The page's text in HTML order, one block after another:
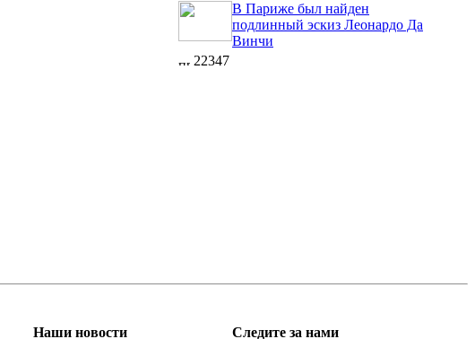
В Париже был найден
подлинный эскиз Леонардо Да
Винчи
22347
Наши новости Следите за нами